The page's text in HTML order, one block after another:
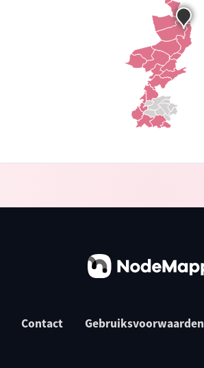
Contact Gebruiksvoorwaarden